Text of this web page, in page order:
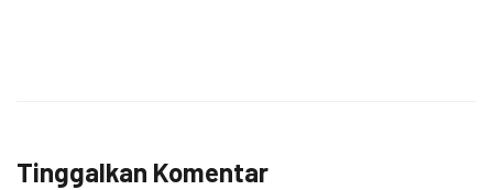
Tinggalkan Komentar